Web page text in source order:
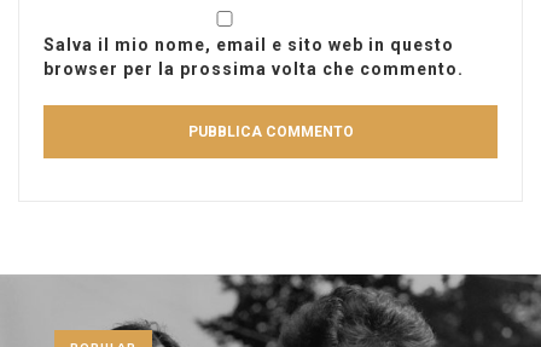
Salva il mio nome, email e sito web in questo
browser per la prossima volta che commento.